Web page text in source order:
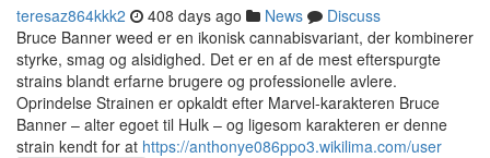
teresaz864kkk2 408 days ago News
Discuss
Bruce Banner weed er en ikonisk cannabisvariant, der kombinerer
styrke, smag og alsidighed. Det er en af de mest efterspurgte
strains blandt erfarne brugere og professionelle avlere.
Oprindelse Strainen er opkaldt efter Marvel-karakteren Bruce
Banner – alter egoet til Hulk – og ligesom karakteren er denne
strain kendt for at https://anthonye086ppo3.wikilima.com/user